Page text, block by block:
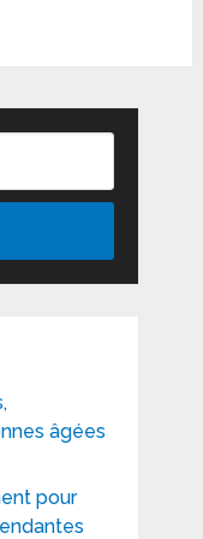
âgées
pour